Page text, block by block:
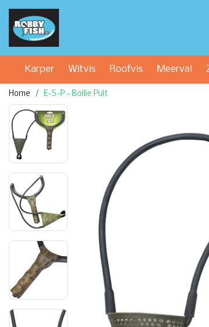
Karper Witvis Roofvis Meerval
Home E-S-P - Boilie Pult